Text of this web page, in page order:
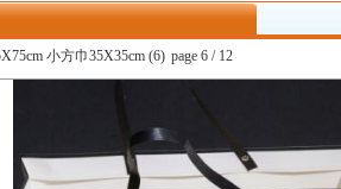
小方巾35X35cm (6) page 6 / 12